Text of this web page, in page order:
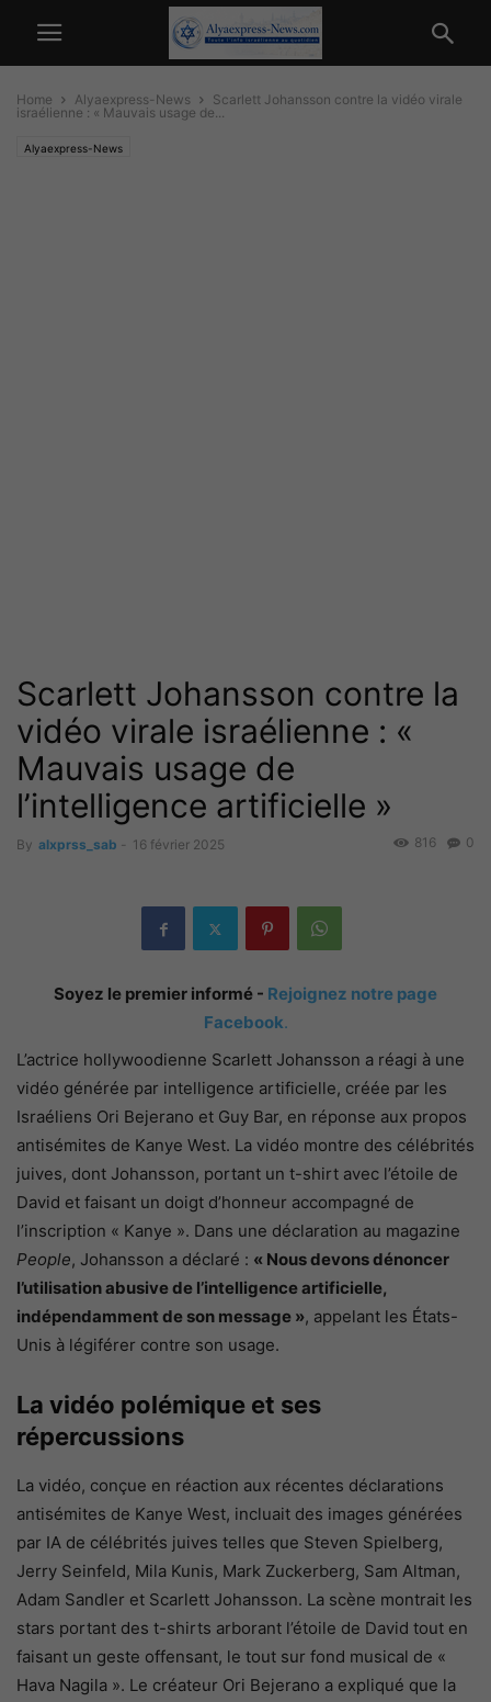
Home Alyaexpress-News
Scarlett Johansson contre la vidéo virale
israélienne : « Mauvais usage de...
Alyaexpress-News
Scarlett Johansson contre la
vidéo virale israélienne : «
Mauvais usage de
l’intelligence artificielle »
By alxprss_sab - 16 février 2025 0
816
Soyez le premier informé - Rejoignez notre page
Facebook.
L’actrice hollywoodienne Scarlett Johansson a réagi à une
vidéo générée par intelligence artificielle, créée par les
Israéliens Ori Bejerano et Guy Bar, en réponse aux propos
antisémites de Kanye West. La vidéo montre des célébrités
juives, dont Johansson, portant un t-shirt avec l’étoile de
David et faisant un doigt d’honneur accompagné de
l’inscription « Kanye ». Dans une déclaration au magazine
People, Johansson a déclaré : « Nous devons dénoncer
l’utilisation abusive de l’intelligence artificielle,
indépendamment de son message », appelant les États-
Unis à légiférer contre son usage.
La vidéo polémique et ses
répercussions
La vidéo, conçue en réaction aux récentes déclarations
antisémites de Kanye West, incluait des images générées
par IA de célébrités juives telles que Steven Spielberg,
Jerry Seinfeld, Mila Kunis, Mark Zuckerberg, Sam Altman,
Adam Sandler et Scarlett Johansson. La scène montrait les
stars portant des t-shirts arborant l’étoile de David tout en
faisant un geste offensant, le tout sur fond musical de «
Hava Nagila ». Le créateur Ori Bejerano a expliqué que la